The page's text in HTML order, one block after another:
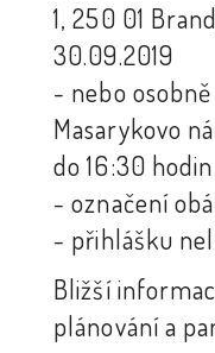
1, 250 01
30.09.2019
- nebo
Masarykovo
do 16:30 hodin
- označení
- přihlášku
Bližší
plánování a